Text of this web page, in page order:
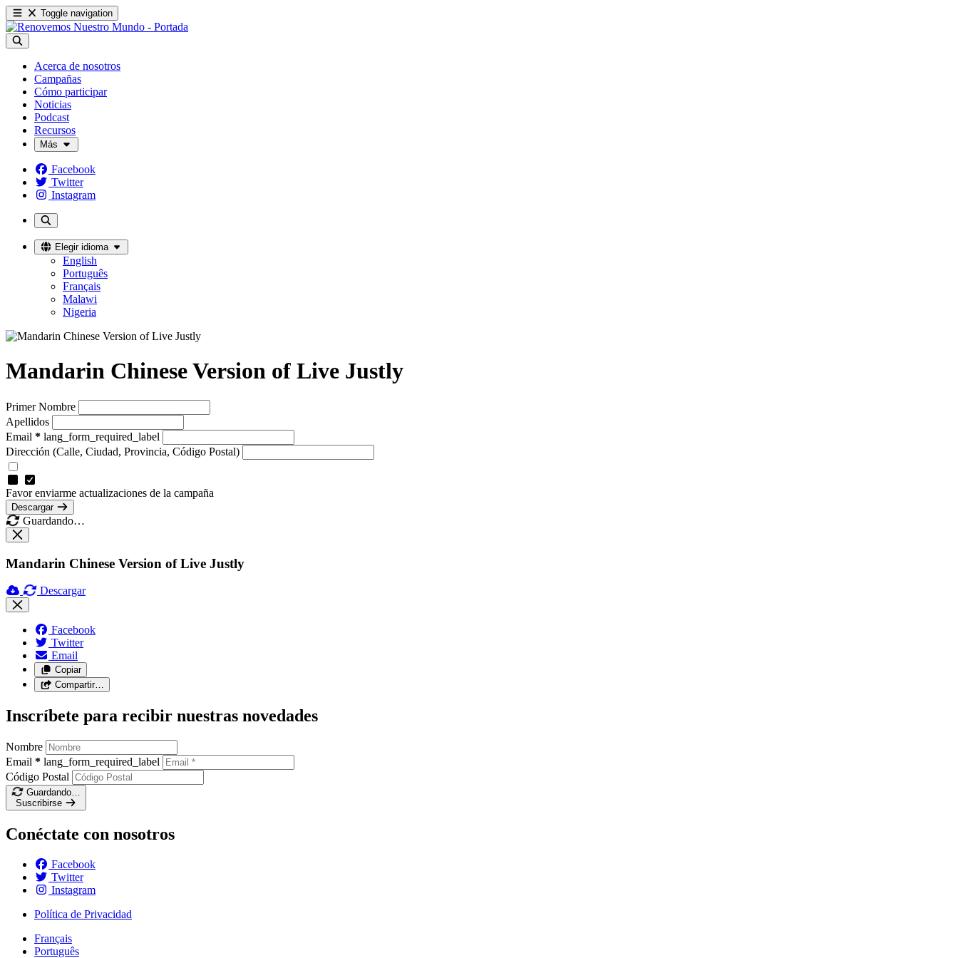
Toggle navigation
Acerca de nosotros
Campañas
Cómo participar
Noticias
Podcast
Recursos
Más
Facebook
Twitter
Instagram
Elegir idioma
English
Português
Français
Malawi
Nigeria
Mandarin Chinese Version of Live Justly
Primer Nombre
Apellidos
Email * lang_form_required_label
Dirección (Calle, Ciudad, Provincia, Código Postal)
Favor enviarme actualizaciones de la campaña
Descargar
Guardando…
Mandarin Chinese Version of Live Justly
Descargar
Facebook
Twitter
Email
Copiar
Compartir…
Inscríbete para recibir nuestras novedades
Nombre
Email * lang_form_required_label
Código Postal
Guardando…
Suscribirse
Conéctate con nosotros
Facebook
Twitter
Instagram
Política de Privacidad
Français
Português